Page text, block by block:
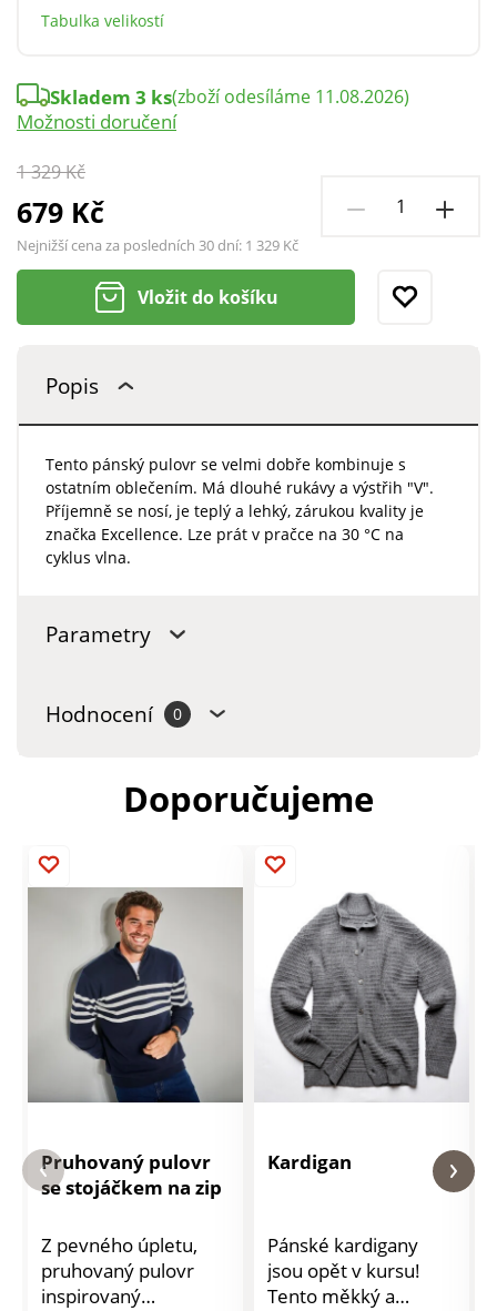
Tabulka velikostí
1 329 Kč
679 Kč
Nejnižší cena za posledních 30 dní: 1 329 Kč
Skladem 3 ks(zboží odesíláme 11.08.2026)
Možnosti doručení
Vložit do košíku
Popis
Tento pánský pulovr se velmi dobře kombinuje s
ostatním oblečením. Má dlouhé rukávy a výstřih "V".
Příjemně se nosí, je teplý a lehký, zárukou kvality je
značka Excellence. Lze prát v pračce na 30 °C na
cyklus vlna.
Parametry
Hodnocení 0
Doporučujeme
Pruhovaný pulovr
se stojáčkem na zip
Z pevného úpletu,
pruhovaný pulovr
inspirovaný
Kardigan
Pánské kardigany
jsou opět v kursu!
Tento měkký a